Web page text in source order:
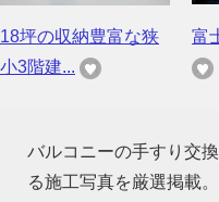
18坪の収納豊富な狭
小3階建...
富
バルコニーの手すり交
る施工写真を厳選掲載